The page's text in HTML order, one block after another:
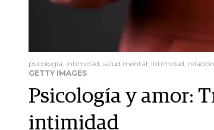
psicología, intimidad, salud mental, intimidad,
GETTY IMAGES
Psicología y amor:
intimidad